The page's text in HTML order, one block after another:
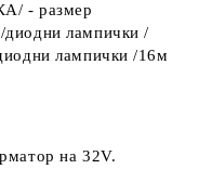
- размер
лампички /
лампички /16м
на 32V.